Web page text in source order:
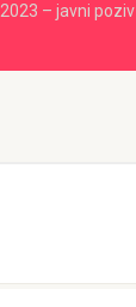
– javni poziv